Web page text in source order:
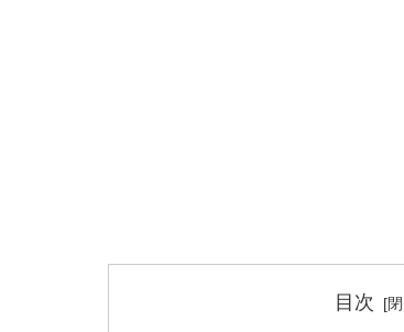
目次